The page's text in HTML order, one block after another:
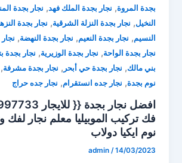
بجدة المروة, نجار بجدة الملك فهد, نجار بجدة
النخيل, نجار بجدة النزلة الشرقية, نجار بجدة
النسيم, نجار بجدة النعيم, نجار بجدة النهضة,
نجار بجدة الواحة, نجار بجدة الوزيرية, نجار بجدة
بني مالك, نجار بجدة حي أبحر , نجار بجدة مشرفة,
نوم بجدة, نجار جده انستقرام, نجار جده حراج
فك تركيب الموبيليا
نوم ايكيا دولاب
admin /14/03/2023